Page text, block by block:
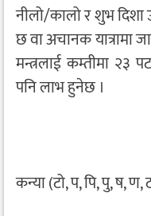
नीलो/कालो र शुभ दिशा
छ वा अचानक
मन्त्रलाई कम्तीमा २३
पनि लाभ हुनेछ ।
कन्या (टो, प, पि, पु, ष, ण,